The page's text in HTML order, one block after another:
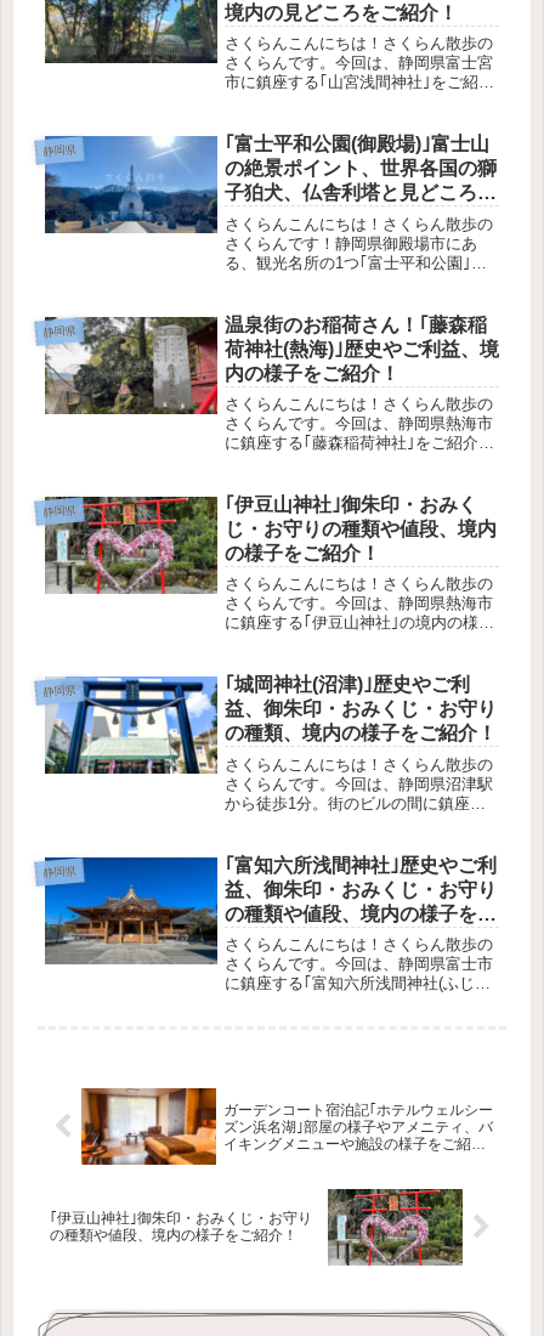
境内の見どころをご紹介！
さくらんこんにちは！さくらん散歩の
さくらんです。今回は、静岡県富士宮
市に鎮座する｢山宮浅間神社｣をご紹介
あるのか境内の様子授与品の種類や値
段アクセス方法や駐車場の有無参拝
の...
静岡県
｢富士平和公園(御殿場)｣富士山
の絶景ポイント、世界各国の獅
子狛犬、仏舎利塔と見どころた
くさん！
さくらんこんにちは！さくらん散歩の
さくらんです！静岡県御殿場市にあ
る、観光名所の1つ｢富士平和公園｣を
各国の獅子や狛犬が圧巻の勢揃い！園
内の様子富士山のオススメ絶景ポイ
ン...
静岡県
温泉街のお稲荷さん！｢藤森稲
荷神社(熱海)｣歴史やご利益、境
内の様子をご紹介！
さくらんこんにちは！さくらん散歩の
さくらんです。今回は、静岡県熱海市
に鎮座する｢藤森稲荷神社｣をご紹介し
るのか境内の様子授与品の有無アクセ
ス方法参拝の参考になれば幸いで
す。...
静岡県
｢伊豆山神社｣御朱印・おみく
じ・お守りの種類や値段、境内
の様子をご紹介！
さくらんこんにちは！さくらん散歩の
さくらんです。今回は、静岡県熱海市
に鎮座する｢伊豆山神社｣の境内の様子
三社参り"やアクセス方法は、こちらの
記事でご紹介しています。参拝の参...
静岡県
｢城岡神社(沼津)｣歴史やご利
益、御朱印・おみくじ・お守り
の種類、境内の様子をご紹介！
さくらんこんにちは！さくらん散歩の
さくらんです。今回は、静岡県沼津駅
から徒歩1分。街のビルの間に鎮座し
御祭神どんなご利益があるのか授与品
の種類や値段境内の様子アクセス方
法...
静岡県
｢富知六所浅間神社｣歴史やご利
益、御朱印・おみくじ・お守り
の種類や値段、境内の様子をご
紹介！
さくらんこんにちは！さくらん散歩の
さくらんです。今回は、静岡県富士市
に鎮座する｢富知六所浅間神社(ふじろ
ガーデンコート宿泊記｢ホテルウェルシー
ズン浜名湖｣部屋の様子やアメニティ、バ
イキングメニューや施設の様子をご紹
｢伊豆山神社｣御朱印・おみくじ・お守り
の種類や値段、境内の様子をご紹介！